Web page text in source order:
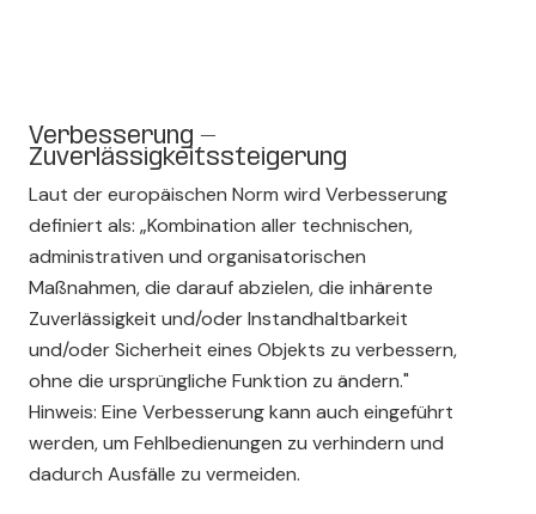
Verbesserung -
Zuverlässigkeitssteigerung
Laut der europäischen Norm wird Verbesserung
definiert als: „Kombination aller technischen,
administrativen und organisatorischen
Maßnahmen, die darauf abzielen, die inhärente
Zuverlässigkeit und/oder Instandhaltbarkeit
und/oder Sicherheit eines Objekts zu verbessern,
ohne die ursprüngliche Funktion zu ändern."
Hinweis: Eine Verbesserung kann auch eingeführt
werden, um Fehlbedienungen zu verhindern und
dadurch Ausfälle zu vermeiden.